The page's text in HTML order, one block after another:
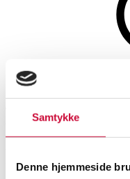
Samtykke
Denne hjemmeside
465. Hans
Pandul.
Pendant'